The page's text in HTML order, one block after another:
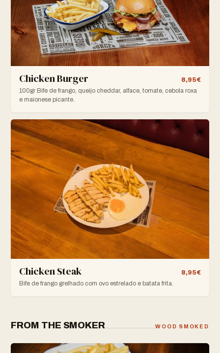
Chicken Burger
8,95€
100gr Bife de frango, queijo cheddar, alface, tomate, cebola roxa
e maionese picante.
Chicken Steak
8,95€
Bife de frango grelhado com ovo estrelado e batata frita.
FROM THE SMOKER WOOD SMOKED